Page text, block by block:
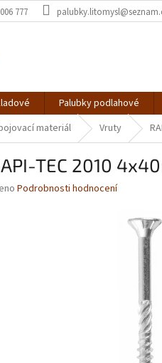
777
Palubky podlahové
materiál Vruty
TEC 2010
Podrobnosti hodnocení